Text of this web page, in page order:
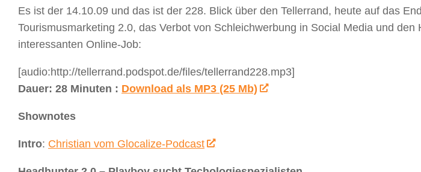
Es ist der 14.10.09 und das ist der 228. Blick über den Tellerrand, heute auf das
Tourismusmarketing 2.0, das Verbot von Schleichwerbung in Social Media und den
interessanten Online-Job:
[audio:http://tellerrand.podspot.de/files/tellerrand228.mp3]
Dauer: 28 Minuten : Download als MP3 (25 Mb)
Shownotes
Intro: Christian vom Glocalize-Podcast